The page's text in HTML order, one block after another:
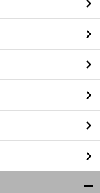
閉
る